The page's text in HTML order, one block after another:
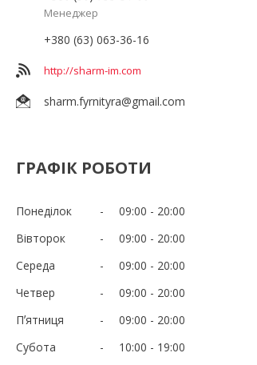
Менеджер
+380 (63) 063-36-16
http://sharm-im.com
sharm.fyrnityra@gmail.com
ГРАФІК РОБОТИ
Понеділок 09:00
20:00
Вівторок
09:00
20:00
Середа
09:00
20:00
Четвер
09:00
20:00
Пʼятниця
09:00
20:00
Субота
10:00
19:00